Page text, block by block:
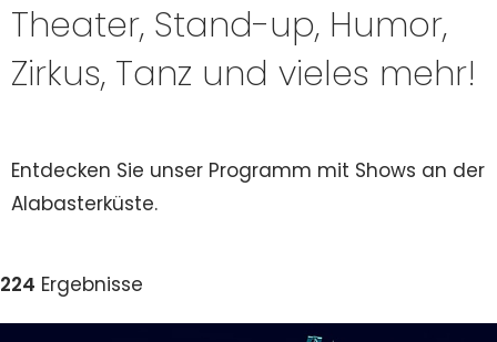
Theater, Stand-up, Humor,
Zirkus, Tanz und vieles mehr!
Entdecken Sie unser Programm mit Shows an der
Alabasterküste.
224 Ergebnisse